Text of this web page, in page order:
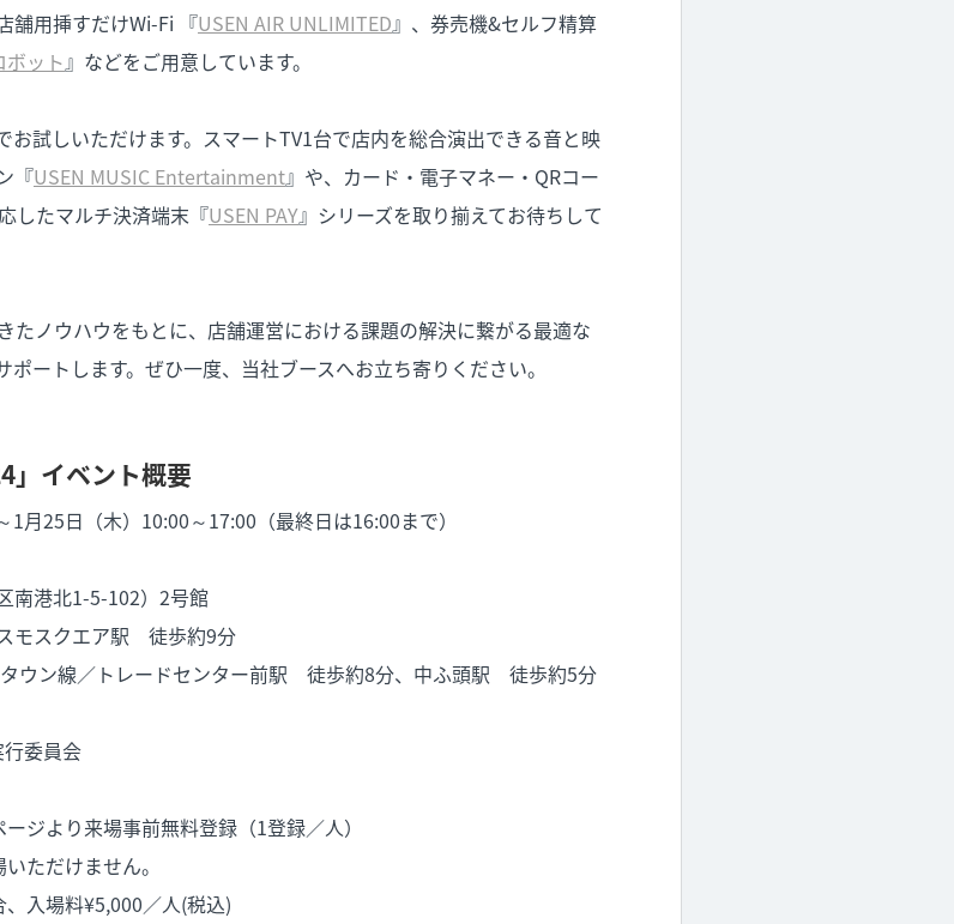
舗用挿すだけWi-Fi 『USEN AIR UNLIMITED』、券売機&セルフ精算
ボット』などをご用意しています。
お試しいただけます。スマートTV1台で店内を総合演出できる音と映
『USEN MUSIC Entertainment』や、カード・電子マネー・QRコー
したマルチ決済端末『USEN PAY』シリーズを取り揃えてお待ちして
たノウハウをもとに、店舗運営における課題の解決に繋がる最適な
ートします。ぜひ一度、当社ブースへお立ち寄りください。
」イベント概要
月25日（木）10:00～17:00（最終日は16:00まで）
北1-5-102）2号館
クエア駅 徒歩約9分
／トレードセンター前駅 徒歩約8分、中ふ頭駅 徒歩約5分
委員会
来場事前無料登録（1登録／人）
けません。
料¥5,000／人(税込)